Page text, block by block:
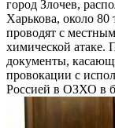
город Злочев,
Харькова, около
проводят с
химической атаке.
документы,
провокации с
Россией в ОЗХО в